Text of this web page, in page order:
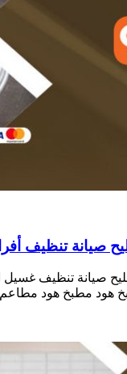
صيانة تنظيف
مطبخ هود مطاعم